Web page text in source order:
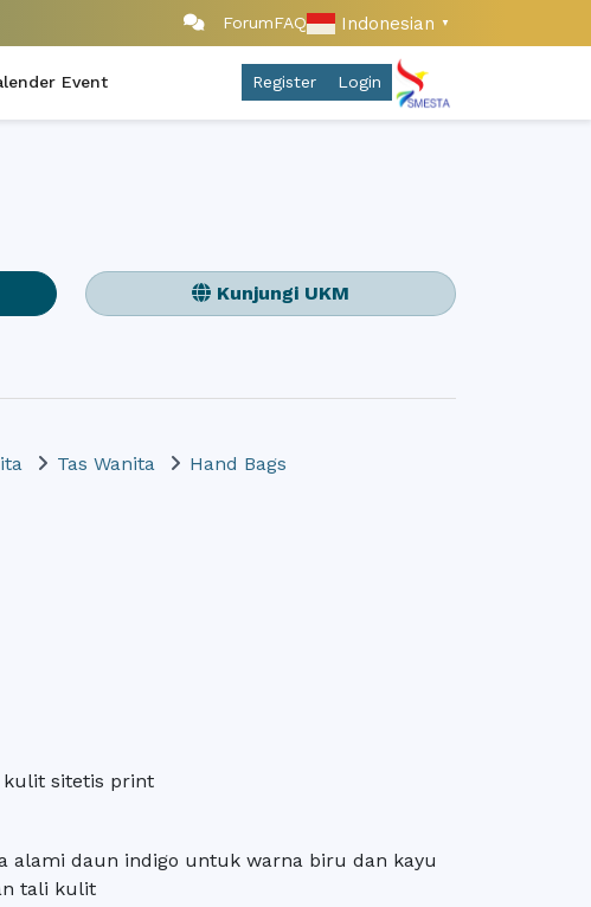
ForumFAQ Indonesian ▼
Event Register Login
Kunjungi UKM
Tas Wanita
Hand Bags
kulit sitetis print
alami daun indigo untuk warna biru dan kayu
tali kulit